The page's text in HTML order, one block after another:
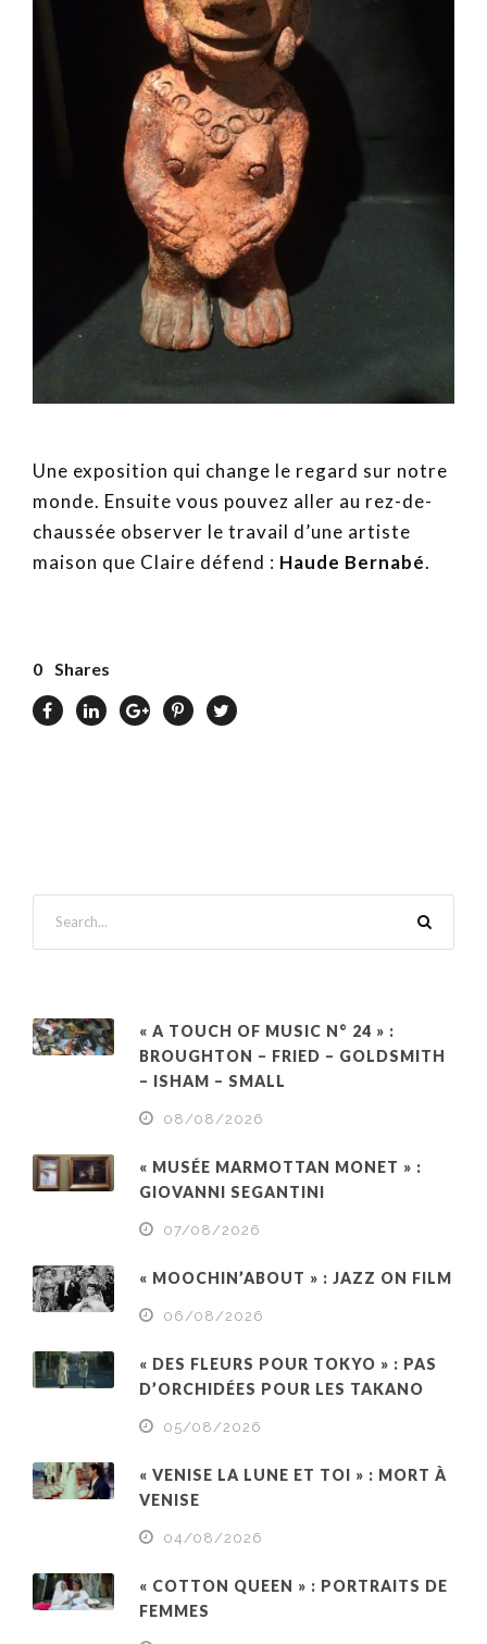
Une exposition qui change le regard sur notre
monde. Ensuite vous pouvez aller au rez-de-
chaussée observer le travail d’une artiste
maison que Claire défend : Haude Bernabé.
0 Shares
« A TOUCH OF MUSIC N° 24 » :
BROUGHTON – FRIED – GOLDSMITH
– ISHAM – SMALL
08/08/2026
« MUSÉE MARMOTTAN MONET » :
GIOVANNI SEGANTINI
07/08/2026
« MOOCHIN’ABOUT » : JAZZ ON FILM
06/08/2026
« DES FLEURS POUR TOKYO » : PAS
D’ORCHIDÉES POUR LES TAKANO
05/08/2026
« VENISE LA LUNE ET TOI » : MORT À
VENISE
04/08/2026
« COTTON QUEEN » : PORTRAITS DE
FEMMES